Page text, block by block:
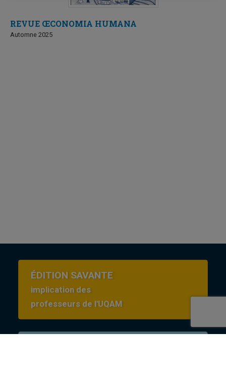
ÉDITION SAVANTE
implication des
professeurs de l'UQAM
REVUE ŒCONOMIA HUMANA
Automne 2025